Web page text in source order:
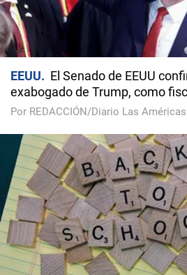
EEUU
El Senado de EEUU
exabogado de Trump, como
Por REDACCIÓN/Diario Las Américas